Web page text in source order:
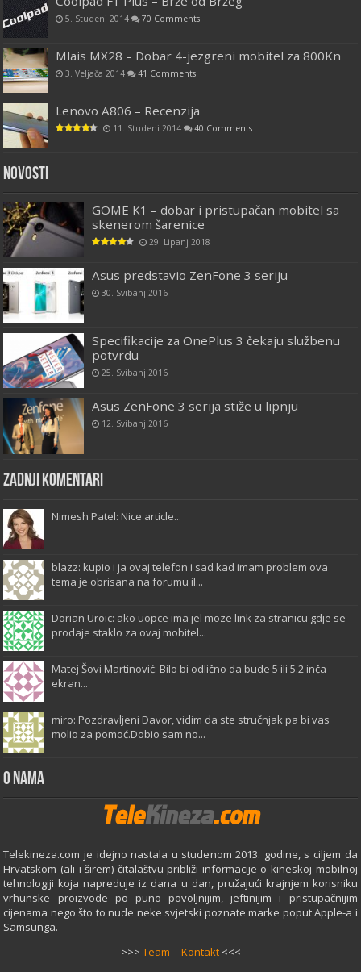
5. Studeni 2014 70 Comments
Mlais MX28 – Dobar 4-jezgreni mobitel za 800Kn
3. Veljača 2014 41 Comments
Lenovo A806 – Recenzija
11. Studeni 2014 40 Comments
Novosti
GOME K1 – dobar i pristupačan mobitel sa
skenerom šarenice
29. Lipanj 2018
Asus predstavio ZenFone 3 seriju
30. Svibanj 2016
Specifikacije za OnePlus 3 čekaju službenu
potvrdu
25. Svibanj 2016
Asus ZenFone 3 serija stiže u lipnju
12. Svibanj 2016
Zadnji komentari
Nimesh Patel: Nice article...
blazz: kupio i ja ovaj telefon i sad kad imam problem ova
tema je obrisana na forumu il...
Dorian Uroic: ako uopce ima jel moze link za stranicu gdje se
prodaje staklo za ovaj mobitel...
Matej Šovi Martinović: Bilo bi odlično da bude 5 ili 5.2 inča
ekran...
miro: Pozdravljeni Davor, vidim da ste stručnjak pa bi vas
molio za pomoć.Dobio sam no...
O Nama
Telekineza.com je idejno nastala u studenom 2013. godine, s ciljem da
Hrvatskom (ali i širem) čitalaštvu približi informacije o kineskoj mobilnoj
tehnologiji koja napreduje iz dana u dan, pružajući krajnjem korisniku
vrhunske proizvode po puno povoljnijim, jeftinijim i pristupačnijim
cijenama nego što to nude neke svjetski poznate marke poput Apple-a i
Samsunga.
>>> Team --Kontakt<<<